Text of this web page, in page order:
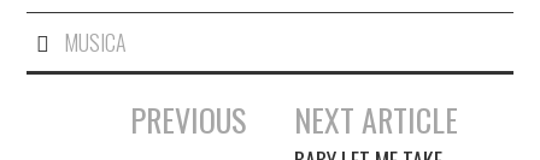
MUSICA
Navegación de entradas
PREVIOUS
NEXT ARTICLE